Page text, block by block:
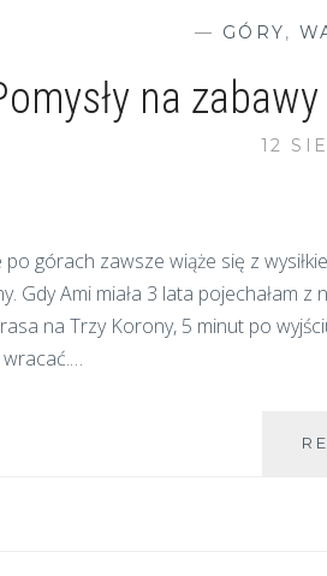
— GÓRY,
na
12
po górach zawsze wiąże się z
Gdy Ami miała 3 lata pojechałam
na Trzy Korony, 5 minut po
wracać.…